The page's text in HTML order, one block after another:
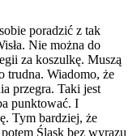
poradzić z tak
Nie można do
za koszulkę. Muszą
trudna. Wiadomo, że
przegra. Taki jest
punktować. I
Tym bardziej, że
Śląsk bez wyrazu